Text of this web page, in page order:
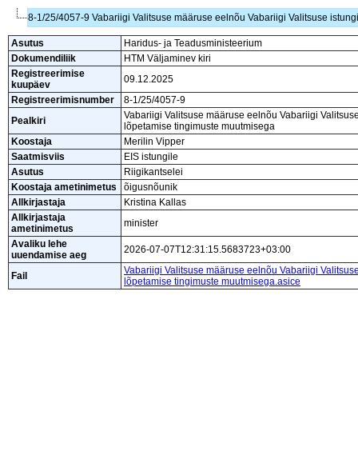
8-1/25/4057-9 Vabariigi Valitsuse määruse eelnõu Vabariigi Valitsuse
Asutus
Haridus- ja Teadusministeerium
Dokumendiliik
HTM Väljaminev kiri
Registreerimise
kuupäev
09.12.2025
Registreerimisnumber
8-1/25/4057-9
Pealkiri
Vabariigi Valitsuse määruse eelnõu Vabariigi
lõpetamise tingimuste muutmisega
Koostaja
Merilin Vipper
Saatmisviis
EIS istungile
Asutus
Riigikantselei
Koostaja ametinimetus
õigusnõunik
Allkirjastaja
Kristina Kallas
Allkirjastaja
ametinimetus
minister
Avaliku lehe
uuendamise aeg
2026-07-07T12:31:15.5683723+03:00
Fail
Vabariigi Valitsuse määruse eelnõu Vabariigi
lõpetamise tingimuste muutmisega.asice